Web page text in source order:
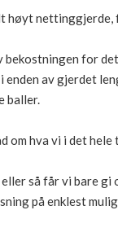
høyt
bekostningen for
enden av gjerdet
baller.
om hva vi i det
så får vi bare
på enklest